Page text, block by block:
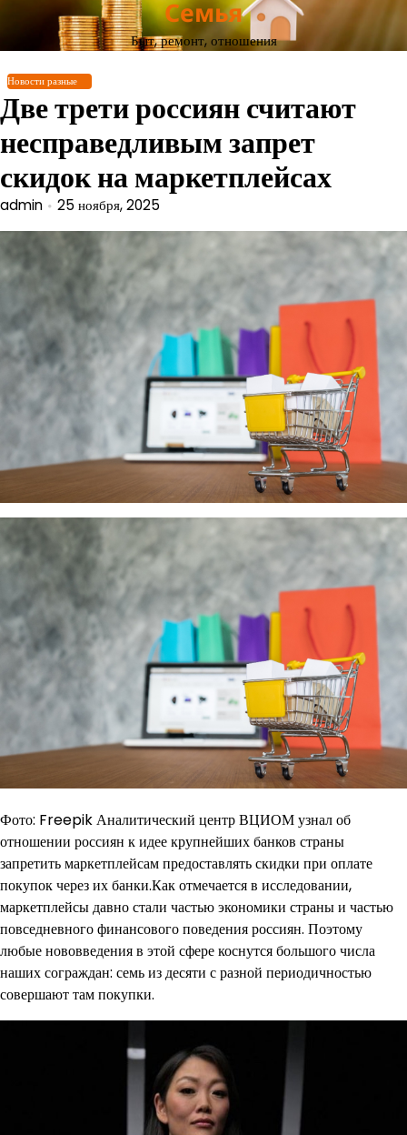
Перейти
содержимому
Семья
Быт, ремонт, отношения
Новости разные
Две трети россиян считают
несправедливым запрет
скидок на маркетплейсах
admin 25 ноября, 2025
Фото: Freepik Аналитический центр ВЦИОМ узнал об
отношении россиян к идее крупнейших банков страны
запретить маркетплейсам предоставлять скидки при оплате
покупок через их банки.Как отмечается в исследовании,
маркетплейсы давно стали частью экономики страны и частью
повседневного финансового поведения россиян. Поэтому
любые нововведения в этой сфере коснутся большого числа
наших сограждан: семь из десяти с разной периодичностью
совершают там покупки.